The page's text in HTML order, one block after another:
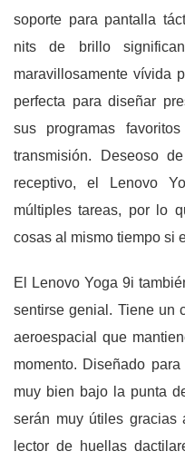
soporte para pantalla
nits de brillo
maravillosamente vívida
perfecta para diseñar
sus programas
transmisión. Deseoso
receptivo, el Lenovo
múltiples tareas, por lo
cosas al mismo tiempo si
El Lenovo Yoga 9i
sentirse genial. Tiene un
aeroespacial que
momento. Diseñado
muy bien bajo la punta
serán muy útiles
lector de huellas